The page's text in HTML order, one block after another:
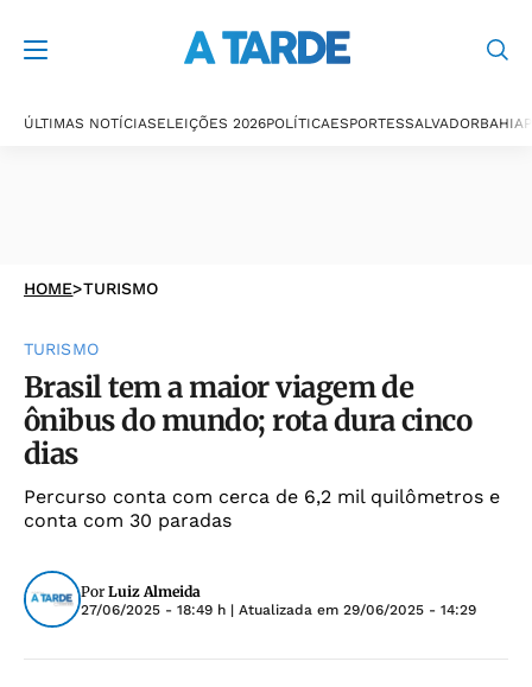
ÚLTIMAS NOTÍCIASELEIÇÕES 2026POLÍTICAESPORTESSALVADORBAHIA
HOME>TURISMO
TURISMO
Brasil tem a maior viagem de
ônibus do mundo; rota dura cinco
dias
Percurso conta com cerca de 6,2 mil quilômetros e
conta com 30 paradas
Por Luiz Almeida
27/06/2025 - 18:49 h | Atualizada em 29/06/2025 - 14:29